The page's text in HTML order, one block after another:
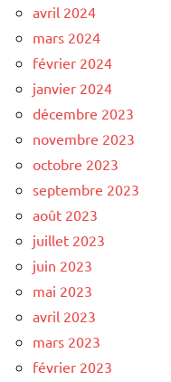
avril 2024
mars 2024
février 2024
janvier 2024
décembre 2023
novembre 2023
octobre 2023
septembre 2023
août 2023
juillet 2023
juin 2023
mai 2023
avril 2023
mars 2023
février 2023